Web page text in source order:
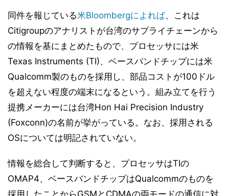
同件を報じている米Bloombergによれば、これは
Citigroupのアナリストが台湾のサプライチェーンから
の情報を基にまとめたもので、プロセッサには米
Texas Instruments (TI)、ベースバンドチップには米
Qualcomm製のものを採用し、部品コストが100ドル
を超えない程度の端末になるという。組み立てを行う
提携メーカーには台湾Hon Hai Precision Industry
(Foxconn)の名前が挙がっている。なお、採用される
OSについては明記されていない。
情報を総合して判断すると、プロセッサはTIの
OMAP4、ベースバンドチップはQualcommのものを
採用したことからGSMとCDMAの両モードの通信に対